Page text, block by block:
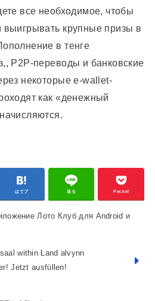
все необходимое, чтобы
выигрывать крупные призы в
в тенге
P2P-переводы и банковские
некоторые e-wallet-
как «денежный
はてブ 送る Pocket
Лото Клуб для Android и
within Land alvynn
Jetzt ausfüllen!